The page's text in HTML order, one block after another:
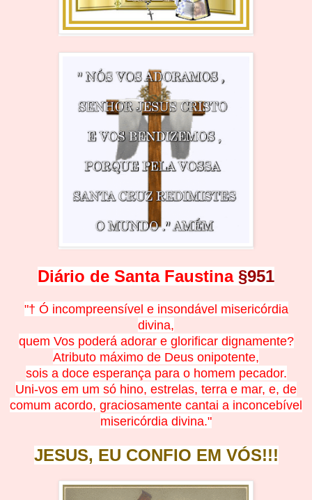
Diário de Santa Faustina §951
"† Ó incompreensível e insondável misericórdia
divina,
quem Vos poderá adorar e glorificar dignamente?
Atributo máximo de Deus onipotente,
sois a doce esperança para o homem pecador.
Uni-vos em um só hino, estrelas, terra e mar, e, de
comum acordo, graciosamente cantai a inconcebível
misericórdia divina."
JESUS, EU CONFIO EM VÓS!!!